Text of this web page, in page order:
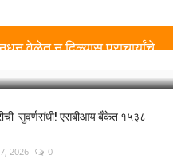
वेळेत न दिल्यास प्राचार्यांचे...
सुवर्णसंधी! एसबीआय बँकेत १५३८
2026 0